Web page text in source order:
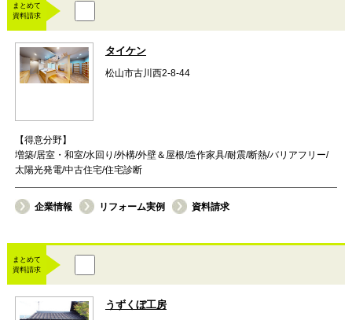
まとめて
資料請求
タイケン
松山市古川西2-8-44
【得意分野】
増築/居室・和室/水回り/外構/外壁＆屋根/造作家具/耐震/断熱/バリアフリー/
太陽光発電/中古住宅/住宅診断
企業情報 リフォーム実例 資料請求
まとめて
資料請求
うずくぼ工房